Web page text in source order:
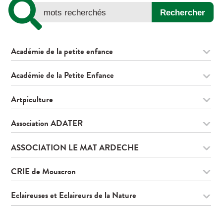
Académie de la petite enfance
Académie de la Petite Enfance
Artpiculture
Association ADATER
ASSOCIATION LE MAT ARDECHE
CRIE de Mouscron
Eclaireuses et Eclaireurs de la Nature